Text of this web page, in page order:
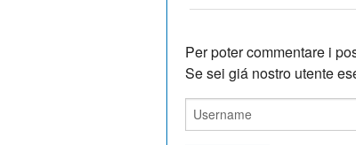
Per poter commentare i
Se sei giá nostro utente